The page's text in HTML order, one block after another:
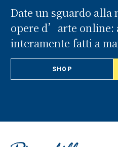
Date un sguardo alla
opere d’arte online:
interamente fatti a
SHOP